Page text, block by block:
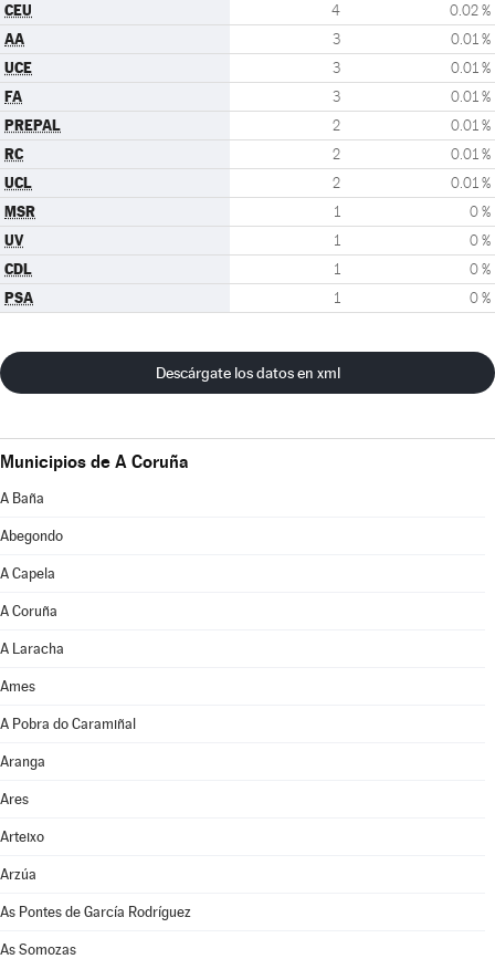
CEU 4 0.02 %
AA 3 0.01 %
UCE 3 0.01 %
FA 3 0.01 %
PREPAL 2 0.01 %
RC 2 0.01 %
UCL 2 0.01 %
MSR 1 0 %
UV 1 0 %
CDL 1 0 %
PSA 1 0 %
Descárgate los datos en xml
Municipios de A Coruña
A Baña
Abegondo
A Capela
A Coruña
A Laracha
Ames
A Pobra do Caramiñal
Aranga
Ares
Arteixo
Arzúa
As Pontes de García Rodríguez
As Somozas